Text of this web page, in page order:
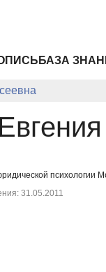
БАЗА
психологии
31.05.2011